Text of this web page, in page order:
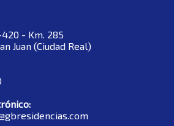
- Km. 285
Juan (Ciudad Real)